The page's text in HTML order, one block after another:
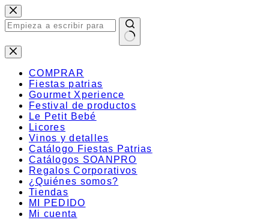
Saltar
al
contenido
Sin
resultados
COMPRAR
Fiestas patrias
Gourmet Xperience
Festival de productos
Le Petit Bebé
Licores
Vinos y detalles
Catálogo Fiestas Patrias
Catálogos SOANPRO
Regalos Corporativos
¿Quiénes somos?
Tiendas
MI PEDIDO
Mi cuenta